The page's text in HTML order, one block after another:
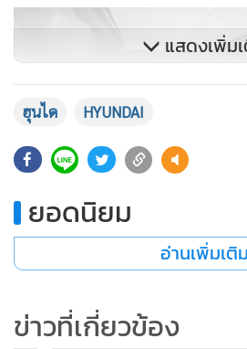
11 ที่นั่ง เริ่มต้นที่ 49,470,000 วอน ห
บาท และรุ่น 4 ที่นั่ง เริ่มต้นที่
แสดงเพิ่ม
ฮุนได HYUNDAI
ยอดนิยม
อ่านเพิ่มเติม
ข่าวที่เกี่ยวข้อง